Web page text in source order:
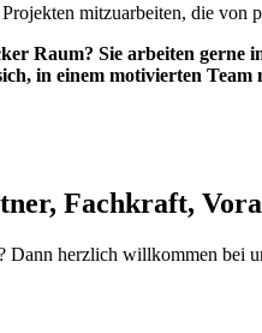
mitzuarbeiten, die
Raum? Sie arbeiten
in einem motivierten
Fachkraft,
Dann herzlich willkommen bei